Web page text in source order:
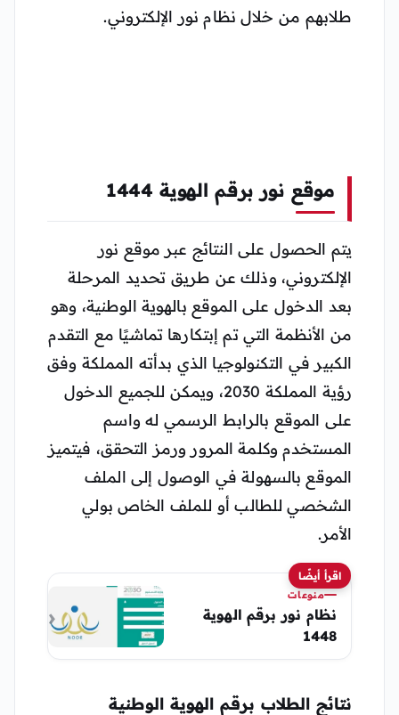
طلابهم من خلال نظام نور الإلكتروني.
موقع نور برقم الهوية 1444
يتم الحصول على النتائج عبر موقع نور
الإلكتروني، وذلك عن طريق تحديد المرحلة
بعد الدخول على الموقع بالهوية الوطنية، وهو
من الأنظمة التي تم إبتكارها تماشيًا مع التقدم
الكبير في التكنولوجيا الذي بدأته المملكة وفق
رؤية المملكة 2030، ويمكن للجميع الدخول
على الموقع بالرابط الرسمي له واسم
المستخدم وكلمة المرور ورمز التحقق، فيتميز
الموقع بالسهولة في الوصول إلى الملف
الشخصي للطالب أو للملف الخاص بولي
الأمر.
اقرأ أيضًا
منوعات
نظام نور برقم الهوية
1448
نتائج الطلاب برقم الهوية الوطنية